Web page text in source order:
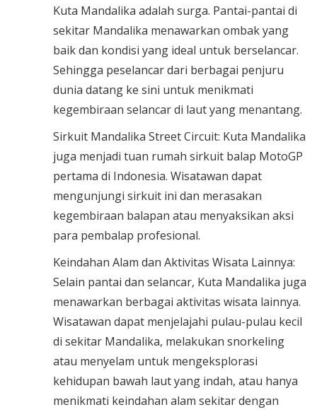
Kuta Mandalika adalah surga. Pantai-pantai di
sekitar Mandalika menawarkan ombak yang
baik dan kondisi yang ideal untuk berselancar.
Sehingga peselancar dari berbagai penjuru
dunia datang ke sini untuk menikmati
kegembiraan selancar di laut yang menantang.
Sirkuit Mandalika Street Circuit: Kuta Mandalika
juga menjadi tuan rumah sirkuit balap MotoGP
pertama di Indonesia. Wisatawan dapat
mengunjungi sirkuit ini dan merasakan
kegembiraan balapan atau menyaksikan aksi
para pembalap profesional.
Keindahan Alam dan Aktivitas Wisata Lainnya:
Selain pantai dan selancar, Kuta Mandalika juga
menawarkan berbagai aktivitas wisata lainnya.
Wisatawan dapat menjelajahi pulau-pulau kecil
di sekitar Mandalika, melakukan snorkeling
atau menyelam untuk mengeksplorasi
kehidupan bawah laut yang indah, atau hanya
menikmati keindahan alam sekitar dengan